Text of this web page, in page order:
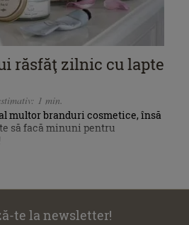
răsfăţ zilnic cu lapte
1 min.
multor branduri cosmetice, însă
să facă minuni pentru
te la newsletter!